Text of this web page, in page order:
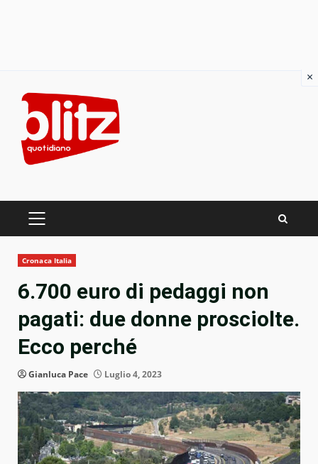
content
PRIMARY
Cronaca Italia
6.700 euro di pedaggi non
pagati: due donne prosciolte.
Ecco perché
Gianluca Pace Luglio 4, 2023
×